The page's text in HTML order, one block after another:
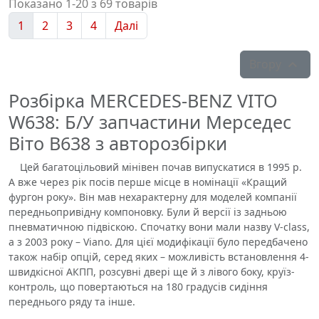
Показано 1-20 з 69 товарів
1
2 3 4 Далі
Розбірка MERCEDES-BENZ VITO
W638: Б/У запчастини Мерседес
Віто В638 з авторозбірки
Цей багатоцільовий мінівен почав випускатися в 1995 р.
А вже через рік посів перше місце в номінації «Кращий
фургон року». Він мав нехарактерну для моделей компанії
передньопривідну компоновку. Були й версії із задньою
пневматичною підвіскою. Спочатку вони мали назву V-class,
а з 2003 року – Viano. Для цієї модифікації було передбачено
також набір опцій, серед яких – можливість встановлення 4-
швидкісної АКПП, розсувні двері ще й з лівого боку, круїз-
контроль, що повертаються на 180 градусів сидіння
переднього ряду та інше.